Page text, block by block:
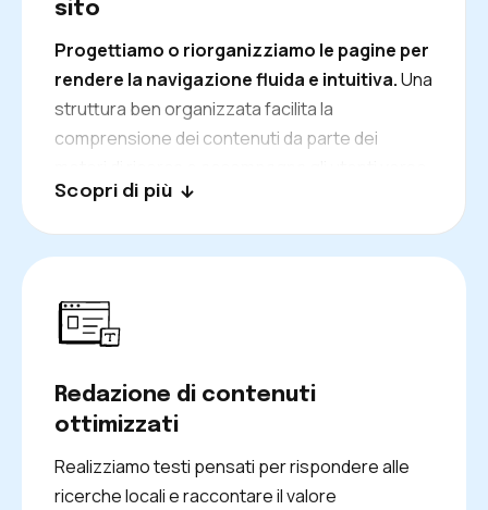
sito
Progettiamo o riorganizziamo le pagine per
rendere la navigazione fluida e intuitiva.Una
struttura ben organizzata facilita la
comprensione dei contenuti da parte dei
le sezioni più rilevanti.
Scopri di più
Redazione di contenuti
ottimizzati
Realizziamo testi pensati per rispondere alle
ricerche locali e raccontare il valore